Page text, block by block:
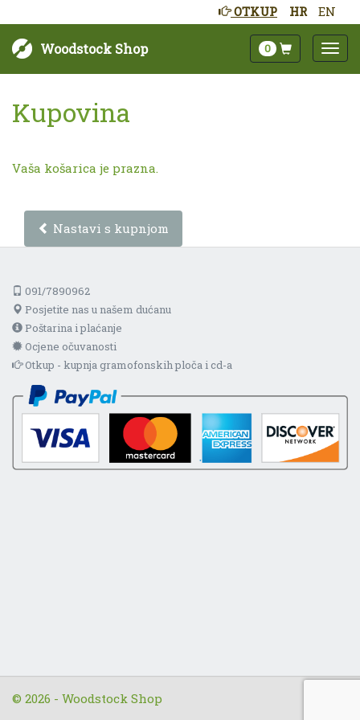
HR EN
OTKUP
Woodstock Shop 0
Kupovina
Vaša košarica je prazna.
Nastavi s kupnjom
091/7890962
Posjetite nas u našem dućanu
Poštarina i plaćanje
Ocjene očuvanosti
Otkup - kupnja gramofonskih ploča i cd-a
© 2026 - Woodstock Shop